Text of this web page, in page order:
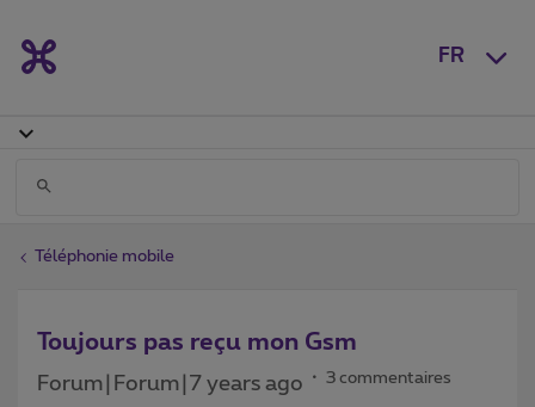
FR
Téléphonie mobile
Toujours pas reçu mon Gsm
Forum|Forum|7 years ago 3 commentaires